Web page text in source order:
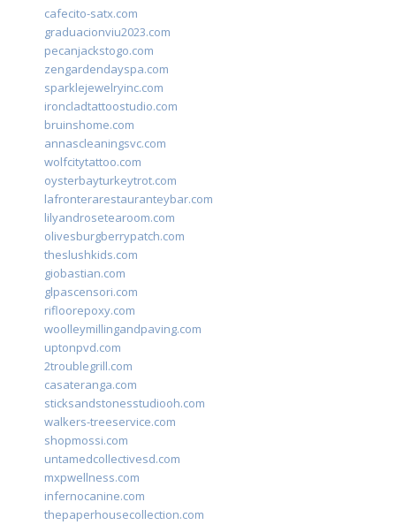
cafecito-satx.com
graduacionviu2023.com
pecanjackstogo.com
zengardendayspa.com
sparklejewelryinc.com
ironcladtattoostudio.com
bruinshome.com
annascleaningsvc.com
wolfcitytattoo.com
oysterbayturkeytrot.com
lafronterarestauranteybar.com
lilyandrosetearoom.com
olivesburgberrypatch.com
theslushkids.com
giobastian.com
glpascensori.com
rifloorepoxy.com
woolleymillingandpaving.com
uptonpvd.com
2troublegrill.com
casateranga.com
sticksandstonesstudiooh.com
walkers-treeservice.com
shopmossi.com
untamedcollectivesd.com
mxpwellness.com
infernocanine.com
thepaperhousecollection.com